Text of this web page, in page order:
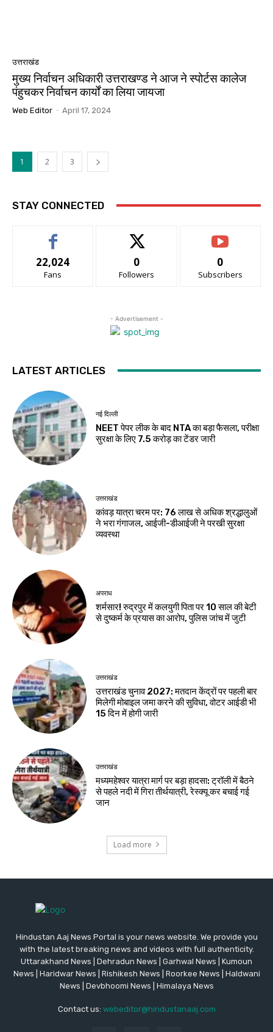
उत्तराखंड
मुख्य निर्वाचन अधिकारी उत्तराखण्ड ने आज ने स्पोर्टस कालेज
पंहुचकर निर्वाचन कार्यों का लिया जायजा
Web Editor - April 17, 2024
1 2 3
STAY CONNECTED
22,024
Fans
0
Followers
0
Subscribers
- Advertisement -
LATEST ARTICLES
नई दिल्ली
NEET पेपर लीक के बाद NTA का बड़ा फैसला, परीक्षा
सुरक्षा के लिए ₹7.5 करोड़ का टेंडर जारी
उत्तराखंड
कांवड़ यात्रा चरम पर: 76 लाख से अधिक श्रद्धालुओं
ने भरा गंगाजल, आईजी-डीआईजी ने परखी सुरक्षा
व्यवस्था
अपराध
शर्मसार! रुद्रपुर में कलयुगी पिता पर 10 साल की बेटी
से दुष्कर्म के प्रयास का आरोप, पुलिस जांच में जुटी
उत्तराखंड
उत्तराखंड चुनाव 2027: मतदान केंद्रों पर पहली बार
मिलेगी मोबाइल जमा करने की सुविधा, वोटर आईडी भी
15 दिन में होगी जारी
उत्तराखंड
मध्यमहेश्वर यात्रा मार्ग पर बड़ा हादसा: ट्रॉली में बैठने
से पहले नदी में गिरा तीर्थयात्री, रेस्क्यू कर बचाई गई
जान
Load more
Hindustan Aaj News Portal is your news website. We provide you
with the latest breaking news and videos with full authenticity.
Uttarakhand News | Dehradun News | Garhwal News | Kumoun
News | Haridwar News | Rishikesh News | Roorkee News | Haldwani
News | Devbhoomi News | Himalaya News
Contact us: webeditor@hindustanaaj.com